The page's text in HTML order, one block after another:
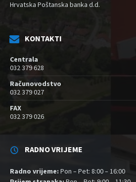
Hrvatska Poštanska banka d.d.
KONTAKTI
Centrala
032 379 628
Računovodstvo
032 379 027
FAX
032 379 026
RADNO VRIJEME
Radno vrijeme: Pon – Pet: 8:00 – 16:00